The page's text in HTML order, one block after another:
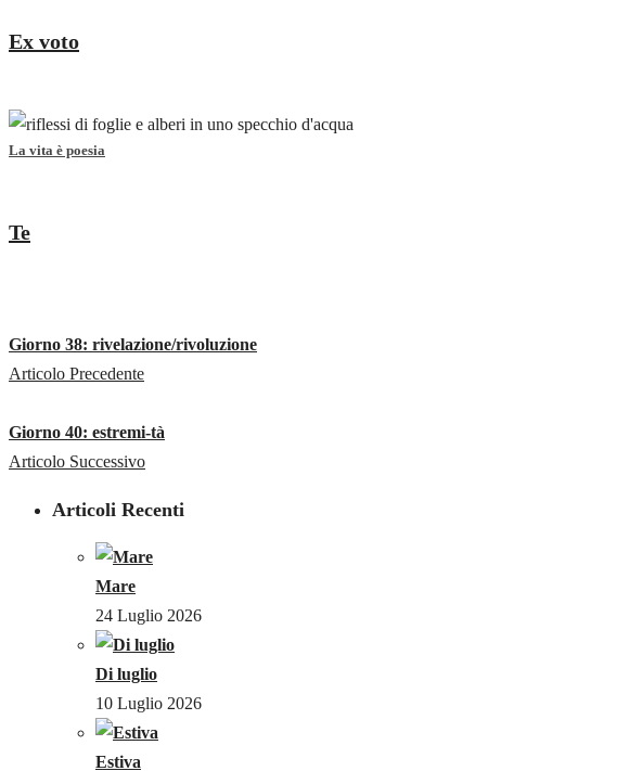
Ex voto
La vita è poesia
Te
Giorno 38: rivelazione/rivoluzione
Articolo Precedente
Giorno 40: estremi-tà
Articolo Successivo
Articoli Recenti
Mare
24 Luglio 2026
Di luglio
10 Luglio 2026
Estiva